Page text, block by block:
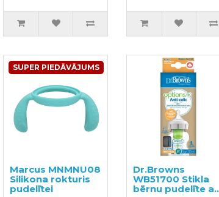
karoti
SUPER PIEDĀVĀJUMS
Marcus MNMNU08
Silikona rokturis
pudelītei
Dr.Browns
WB51700 Stikla
bērnu pudelīte ar